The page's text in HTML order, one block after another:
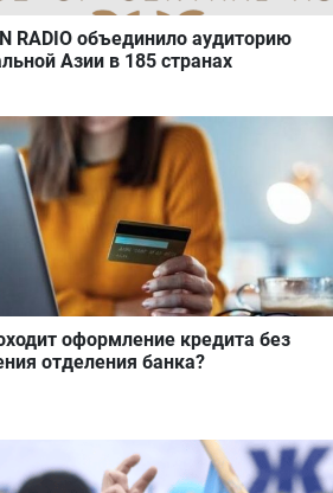
RADIO объединило аудиторию
Азии в 185 странах
оформление кредита без
отделения банка?